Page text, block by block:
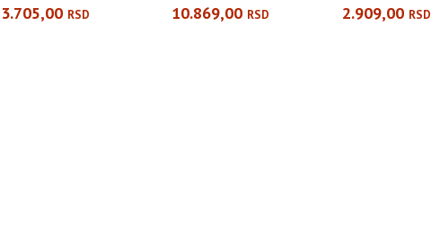
3.705,00 RSD 10.869,00 RSD 2.909,00 RSD